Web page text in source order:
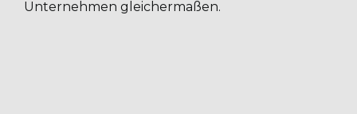
Unternehmen gleichermaßen.